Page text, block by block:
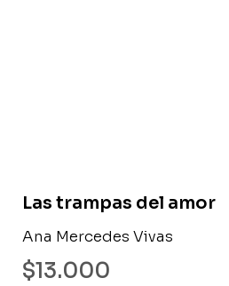
Las trampas del amor
Ana Mercedes Vivas
$13.000